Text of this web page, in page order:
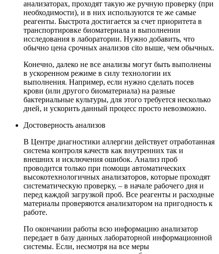
анализаторах, проходят такую же ручную проверку (при
необходимости), и в них используются те же самые
реагенты. Быстрота достигается за счет приоритета в
транспортировке биоматериала и выполнении
исследования в лаборатории. Нужно добавить, что
обычно цена срочных анализов cito выше, чем обычных.
Конечно, далеко не все анализы могут быть выполнены
в ускоренном режиме в силу технологии их
выполнения. Например, если нужно сделать посев
крови (или другого биоматериала) на разные
бактериальные культуры, для этого требуется несколько
дней, и ускорить данный процесс просто невозможно.
Достоверность анализов
В Центре диагностики аллергии действует отработанная
система контроля качеств как внутренних так и
внешних и исключения ошибок. Анализ проб
проводится только при помощи автоматических
высокотехнологичных анализаторов, которые проходят
систематическую проверку, – в начале рабочего дня и
перед каждой загрузкой проб. Все реагенты и расходные
материалы проверяются анализатором на пригодность к
работе.
По окончании работы всю информацию анализатор
передает в базу данных лабораторной информационной
системы. Если, несмотря на все меры